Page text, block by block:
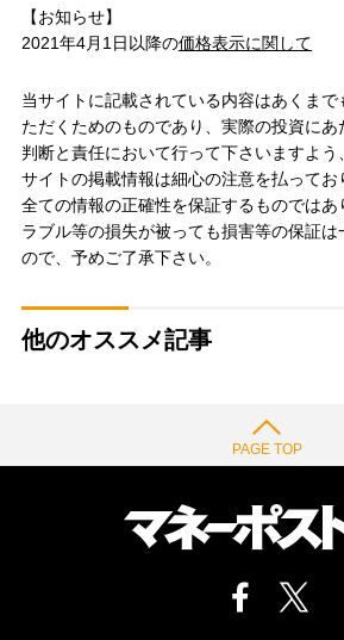
【お知らせ】
2021年4月1日以降の価格表示に関して
当サイトに記載されている内容はあくま
ただくためのものであり、実際の投資に
判断と責任において行って下さいますよう
サイトの掲載情報は細心の注意を払って
全ての情報の正確性を保証するものではあ
ラブル等の損失が被っても損害等の保証
ので、予めご了承下さい。
他のオススメ記事
PAGE TOP